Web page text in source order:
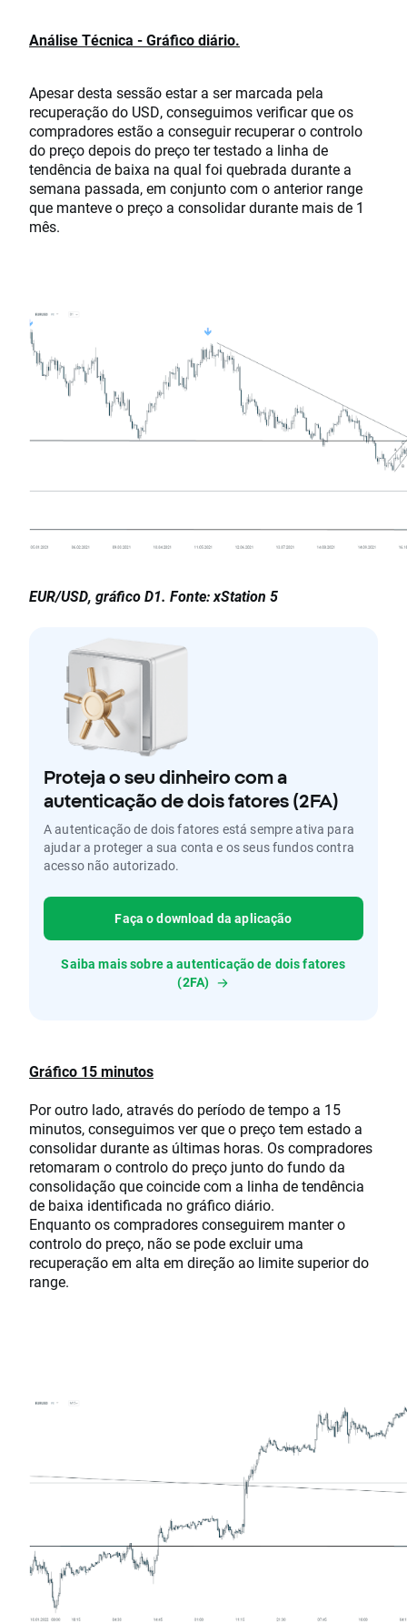
Análise Técnica - Gráfico diário.
Apesar desta sessão estar a ser marcada pela
recuperação do USD, conseguimos verificar que os
compradores estão a conseguir recuperar o controlo
do preço depois do preço ter testado a linha de
tendência de baixa na qual foi quebrada durante a
semana passada, em conjunto com o anterior range
que manteve o preço a consolidar durante mais de 1
mês.
EUR/USD, gráfico D1. Fonte: xStation 5
Proteja o seu dinheiro com a
autenticação de dois fatores (2FA)
A autenticação de dois fatores está sempre ativa para
ajudar a proteger a sua conta e os seus fundos contra
acesso não autorizado.
Faça o download da aplicação
Saiba mais sobre a autenticação de dois fatores
(2FA)
Gráfico 15 minutos
Por outro lado, através do período de tempo a 15
minutos, conseguimos ver que o preço tem estado a
consolidar durante as últimas horas. Os compradores
retomaram o controlo do preço junto do fundo da
consolidação que coincide com a linha de tendência
de baixa identificada no gráfico diário.
Enquanto os compradores conseguirem manter o
controlo do preço, não se pode excluir uma
recuperação em alta em direção ao limite superior do
range.